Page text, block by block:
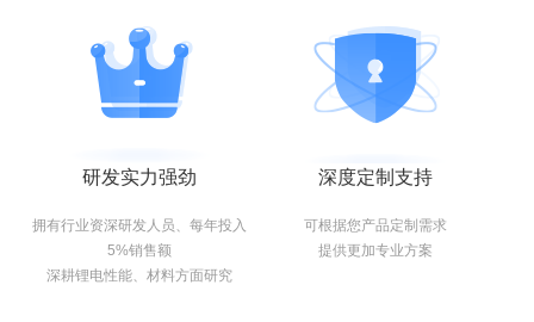
研发实力强劲
拥有行业资深研发人员、每年投入
5%销售额
深耕锂电性能、材料方面研究
深度定制支持
可根据您产品定制需求
提供更加专业方案